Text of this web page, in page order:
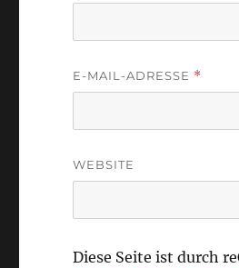
E-MAIL-ADRESSE *
WEBSITE
Diese Seite ist durch